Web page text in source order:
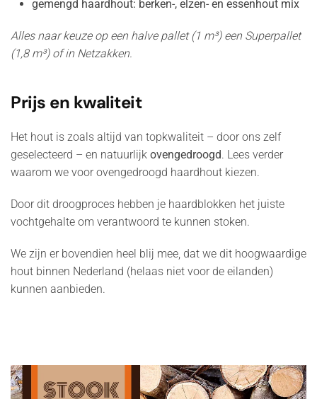
gemengd haardhout: berken-, elzen- en essenhout mix
Alles naar keuze op een halve pallet (1 m³) een Superpallet
(1,8 m³) of in Netzakken.
Prijs en kwaliteit
Het hout is zoals altijd van topkwaliteit – door ons zelf
geselecteerd – en natuurlijk ovengedroogd. Lees verder
waarom we voor ovengedroogd haardhout kiezen.
Door dit droogproces hebben je haardblokken het juiste
vochtgehalte om verantwoord te kunnen stoken.
We zijn er bovendien heel blij mee, dat we dit hoogwaardige
hout binnen Nederland (helaas niet voor de eilanden)
kunnen aanbieden.